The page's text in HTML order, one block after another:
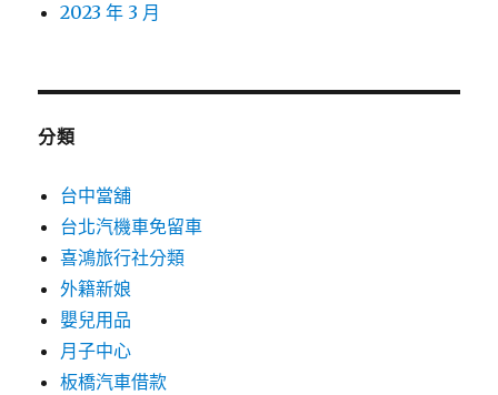
2023 年 3 月
分類
台中當舖
台北汽機車免留車
喜鴻旅行社分類
外籍新娘
嬰兒用品
月子中心
板橋汽車借款